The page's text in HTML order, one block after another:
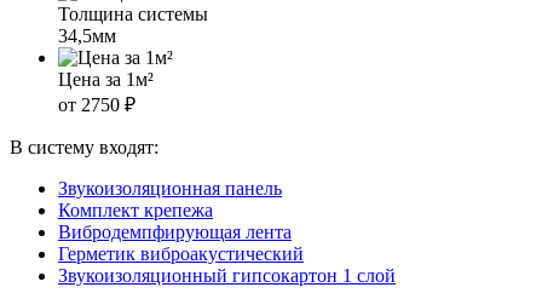
Толщина системы
34,5мм
Цена за 1м²
от 2750 ₽
В систему входят:
Звукоизоляционная панель
Комплект крепежа
Вибродемпфирующая лента
Герметик виброакустический
Звукоизоляционный гипсокартон 1 слой